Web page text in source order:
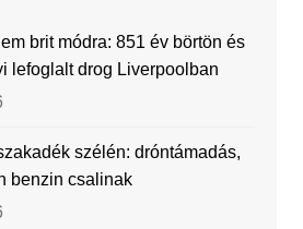
brit módra: 851 év börtön és
lefoglalt drog Liverpoolban
szélén: dróntámadás,
benzin csalinak